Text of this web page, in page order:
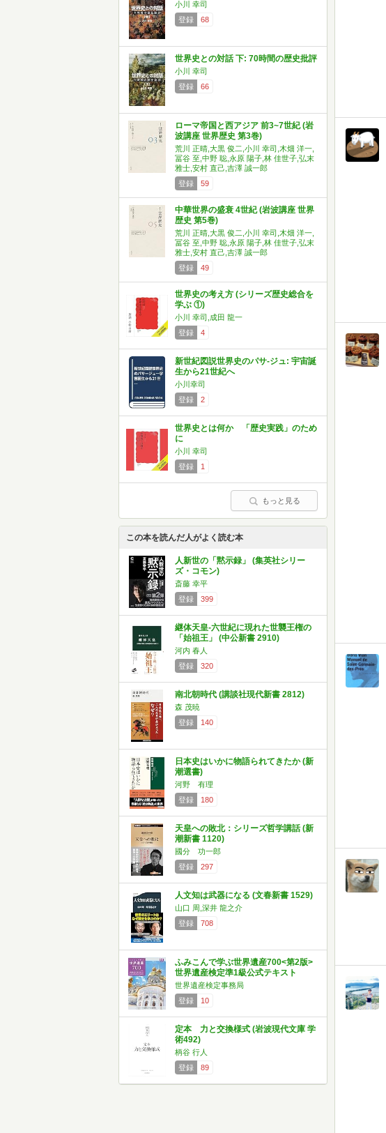
小川 幸司
登録
68
世界史との対話 下: 70時間の歴史批評
小川 幸司
登録
66
ローマ帝国と西アジア 前3~7世紀 (岩
波講座 世界歴史 第3巻)
荒川 正晴,大黒 俊二,小川 幸司,木畑 洋一,
冨谷 至,中野 聡,永原 陽子,林 佳世子,弘末
雅士,安村 直己,吉澤 誠一郎
登録
59
中華世界の盛衰 4世紀 (岩波講座 世界
歴史 第5巻)
荒川 正晴,大黒 俊二,小川 幸司,木畑 洋一,
冨谷 至,中野 聡,永原 陽子,林 佳世子,弘末
雅士,安村 直己,吉澤 誠一郎
登録
49
世界史の考え方 (シリーズ歴史総合を
学ぶ ①)
小川 幸司,成田 龍一
登録
4
新世紀図説世界史のパサ-ジュ: 宇宙誕
生から21世紀へ
小川幸司
登録
2
世界史とは何か 「歴史実践」のため
に
小川 幸司
登録
1
もっと見る
この本を読んだ人がよく読む本
人新世の「黙示録」 (集英社シリー
ズ・コモン)
斎藤 幸平
登録
399
継体天皇-六世紀に現れた世襲王権の
「始祖王」 (中公新書 2910)
河内 春人
登録
320
南北朝時代 (講談社現代新書 2812)
森 茂暁
登録
140
日本史はいかに物語られてきたか (新
潮選書)
河野 有理
登録
180
天皇への敗北：シリーズ哲学講話 (新
潮新書 1120)
國分 功一郎
登録
297
人文知は武器になる (文春新書 1529)
山口 周,深井 龍之介
登録
708
ふみこんで学ぶ世界遺産700<第2版>
世界遺産検定準1級公式テキスト
世界遺産検定事務局
登録
10
定本 力と交換様式 (岩波現代文庫 学
術492)
柄谷 行人
登録
89